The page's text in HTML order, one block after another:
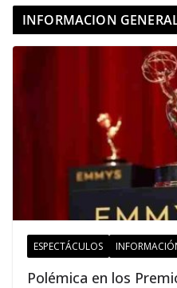
INFORMACION
ESPECTÁCULOS
Polémica en los